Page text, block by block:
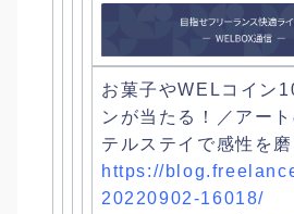
お菓子やWELコイン
ンが当たる！／ アー
テルステイで感性を磨
https://
20220902-16018/